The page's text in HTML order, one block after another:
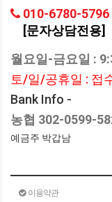
「전자서명법
등에 관한 법
「소비자기본
이 약관을 개
명시하여 현행
7일 이전부터
이용자에게 불
최소한 30일
"몰"이 약관을
적용일자 이후
010-6780-5796
[문자상담전용]
월요일-금요일 :
토/일/공휴일 : 접
Bank Info -
농협 302-0599-
예금주 박갑남
이용약관